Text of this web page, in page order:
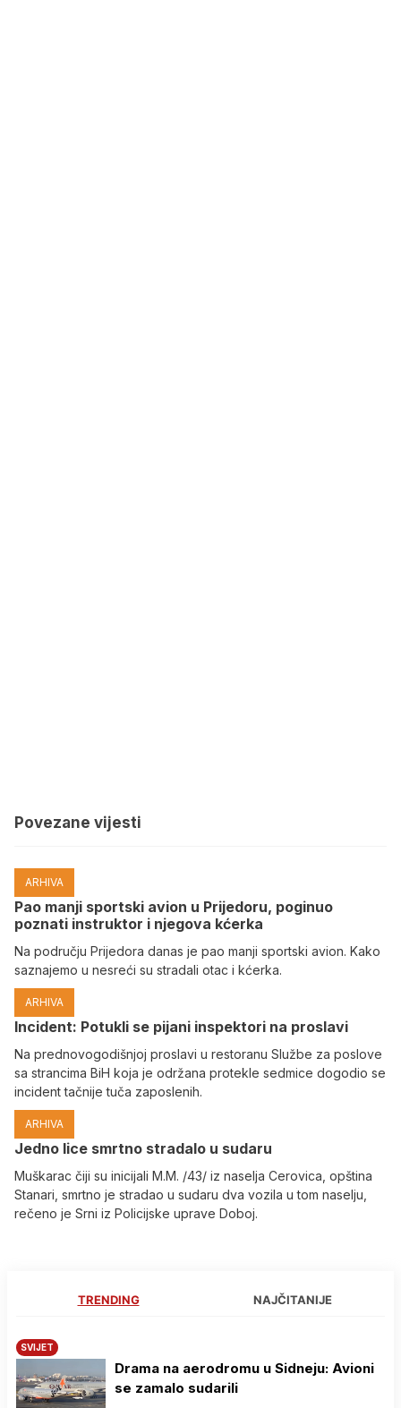
Povezane vijesti
ARHIVA
Pao manji sportski avion u Prijedoru, poginuo
poznati instruktor i njegova kćerka
Na području Prijedora danas je pao manji sportski avion. Kako
saznajemo u nesreći su stradali otac i kćerka.
ARHIVA
Incident: Potukli se pijani inspektori na proslavi
Na prednovogodišnjoj proslavi u restoranu Službe za poslove
sa strancima BiH koja je održana protekle sedmice dogodio se
incident tačnije tuča zaposlenih.
ARHIVA
Јedno lice smrtno stradalo u sudaru
Muškarac čiji su inicijali M.M. /43/ iz naselja Cerovica, opština
Stanari, smrtno je stradao u sudaru dva vozila u tom naselju,
rečeno je Srni iz Policijske uprave Doboj.
TRENDING NAJČITANIJE
SVIJET
Drama na aerodromu u Sidneju: Avioni
se zamalo sudarili